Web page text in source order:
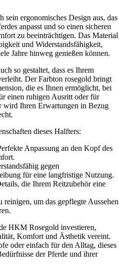
sein ergonomisches Design aus, das
anpasst und so einen sicheren
zu beeinträchtigen. Das Material
und Widerstandsfähigkeit,
Jahre hinweg genießen können.
so gestaltet, dass es Ihrem
Der Farbton rosegold bringt
die es Ihnen ermöglicht, bei
einen ruhigen Ausritt oder für
wird Ihren Erwartungen in Bezug
dieses Halfters:
Anpassung an den Kopf des
gegen
für eine langfristige Nutzung.
die Ihrem Reitzubehör eine
reinigen, um das gepflegte Aussehen
HKM Rosegold investieren,
Komfort und Ästhetik vereint.
oder einfach für den Alltag, dieses
der Pferde und ihrer